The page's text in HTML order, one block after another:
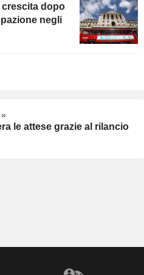
crescita dopo
negli
le attese grazie al rilancio